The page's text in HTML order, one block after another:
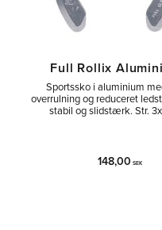
Full Rollix
Sportssko i aluminium
overrulning og reduceret
stabil og slidstærk. Str.
148,00 SEK